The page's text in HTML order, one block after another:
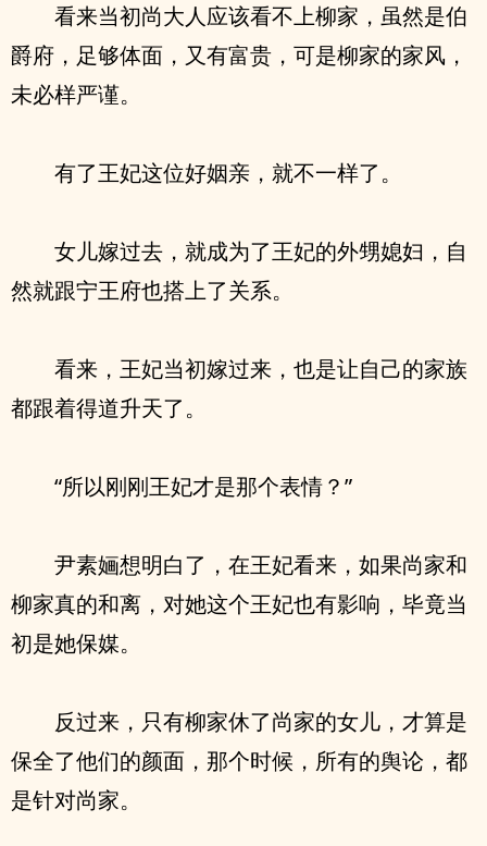
看来当初尚大人应该看不上柳家，虽然是伯
爵府，足够体面，又有富贵，可是柳家的家风，
未必样严谨。
有了王妃这位好姻亲，就不一样了。
女儿嫁过去，就成为了王妃的外甥媳妇，自
然就跟宁王府也搭上了关系。
看来，王妃当初嫁过来，也是让自己的家族
都跟着得道升天了。
“所以刚刚王妃才是那个表情？”
尹素婳想明白了，在王妃看来，如果尚家和
柳家真的和离，对她这个王妃也有影响，毕竟当
初是她保媒。
反过来，只有柳家休了尚家的女儿，才算是
保全了他们的颜面，那个时候，所有的舆论，都
是针对尚家。